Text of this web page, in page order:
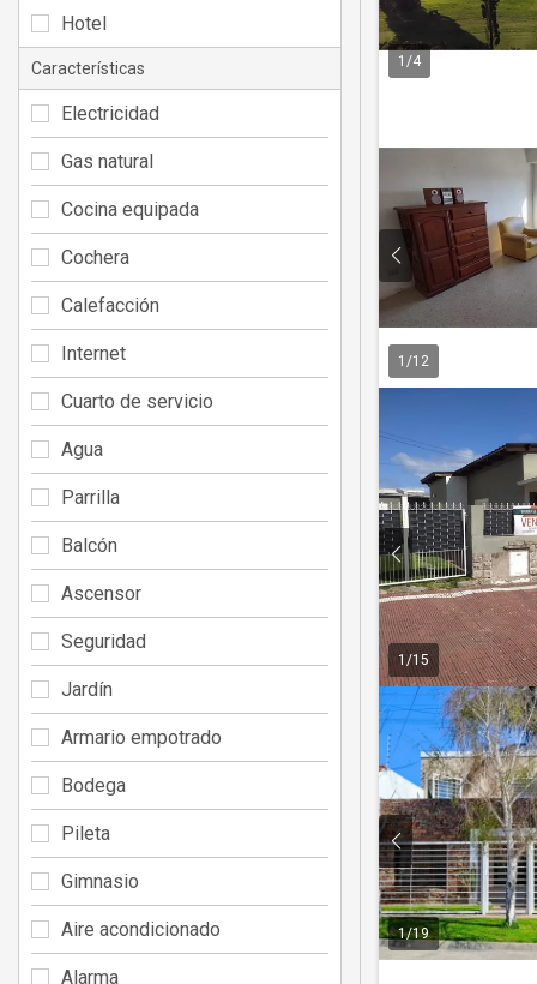
1 /4
1 /12
1 /15
1/19
Hotel
Características
Electricidad
Gas natural
Cocina equipada
Cochera
Calefacción
Internet
Cuarto de servicio
Agua
Parrilla
Balcón
Ascensor
Seguridad
Jardín
Armario empotrado
Bodega
Pileta
Gimnasio
Aire acondicionado
Alarma